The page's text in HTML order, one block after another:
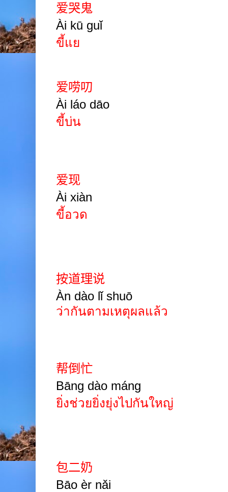
爱哭鬼
Ài kū guǐ
ขี้แย
爱唠叨
Ài láo dāo
ขี้บ่น
爱现
Ài xiàn
ขี้อวด
按道理说
Àn dào lǐ shuō
ว่ากันตามเหตุผลแล้ว
帮倒忙
Bāng dào máng
ยิ่งช่วยยิ่งยุ่งไปกันใหญ่
包二奶
Bāo èr nǎi